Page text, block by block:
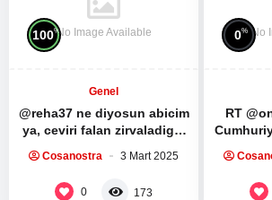
No Image Available
100%
Genel
@reha37 ne diyosun abicim
ya, ceviri falan zirvaladigin
fark ettin dunyanin…
Cosanostra 3 Mart 2025
0 173
No
0%
RT